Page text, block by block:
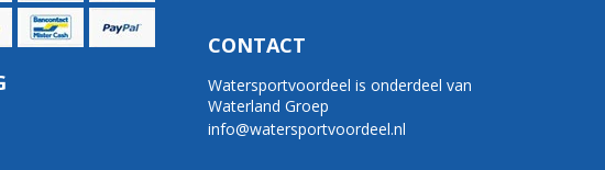
CONTACT
Watersportvoordeel is onderdeel van
Waterland Groep
info@watersportvoordeel.nl